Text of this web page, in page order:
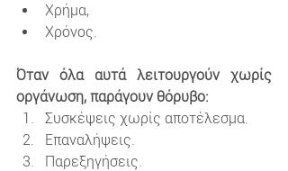
Χρήμα,
Χρόνος.
Όταν όλα αυτά λειτουργούν χωρίς
οργάνωση, παράγουν θόρυβο:
Συσκέψεις χωρίς αποτέλεσμα.
Επαναλήψεις.
Παρεξηγήσεις.